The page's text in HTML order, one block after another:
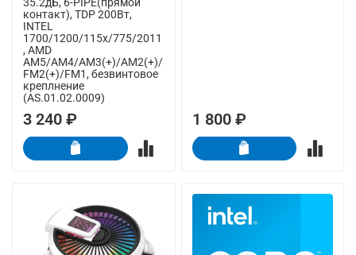
контакт), TDP 200Вт,
INTEL
1700/1200/115x/775/2011
, AMD
AM5/AM4/AM3(+)/AM2(+)/
FM2(+)/FM1, безвинтовое
креплнение
(AS.01.02.0009)
3 240 ₽ 1 800 ₽